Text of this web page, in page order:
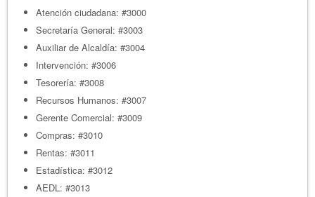
Atención ciudadana: #3000
Secretaría General: #3003
Auxiliar de Alcaldía: #3004
Intervención: #3006
Tesorería: #3008
Recursos Humanos: #3007
Gerente Comercial: #3009
Compras: #3010
Rentas: #3011
Estadística: #3012
AEDL: #3013